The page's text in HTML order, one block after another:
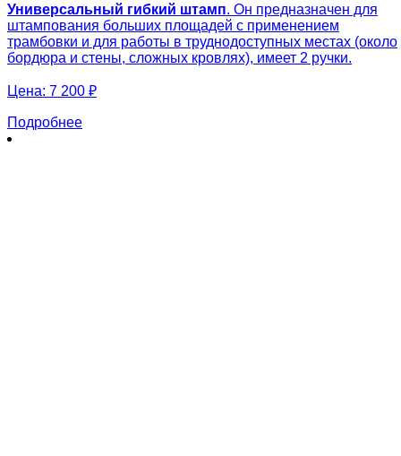
Универсальный гибкий штамп. Он предназначен для
штампования больших площадей с применением
трамбовки и для работы в труднодоступных местах (около
бордюра и стены, сложных кровлях), имеет 2 ручки.
Цена: 7 200 ₽
Подробнее